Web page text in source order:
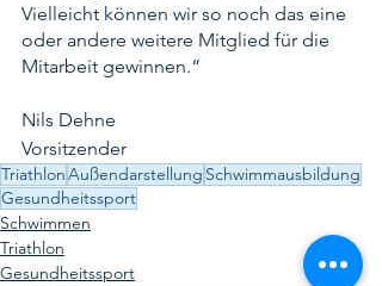
Vielleicht können wir so noch das eine
oder andere weitere Mitglied für die
Mitarbeit gewinnen.“
Nils Dehne
Vorsitzender
TriathlonAußendarstellung Schwimmausbildung
Gesundheitssport
Schwimmen
Triathlon
Gesundheitssport